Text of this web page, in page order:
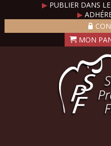
▶ PUBLIER DANS
▶